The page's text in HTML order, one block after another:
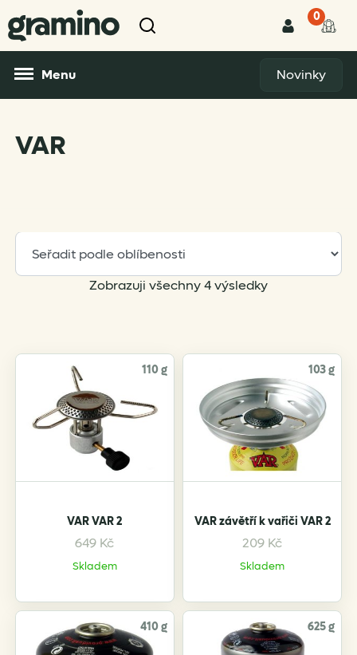
0
Menu Novinky
VAR
Zobrazuji všechny 4 výsledkySorted
110 g
VAR VAR 2
649 Kč
Skladem
103 g
VAR závětří k vařiči VAR 2
209 Kč
Skladem
410 g 625 g